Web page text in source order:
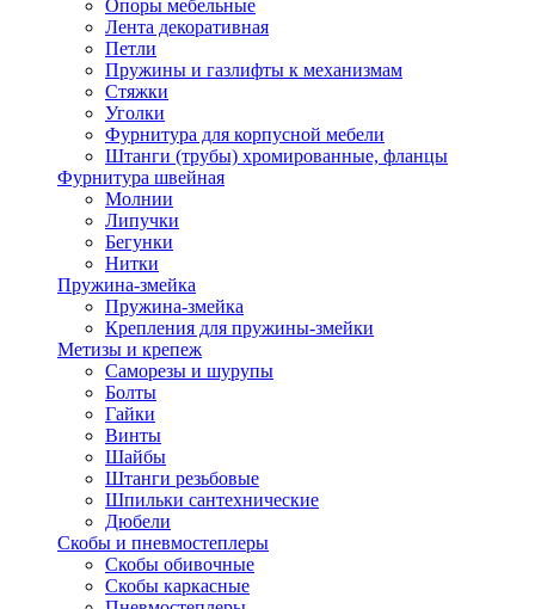
Опоры мебельные
Лента декоративная
Петли
Пружины и газлифты к механизмам
Стяжки
Уголки
Фурнитура для корпусной мебели
Штанги (трубы) хромированные, фланцы
Фурнитура швейная
Молнии
Липучки
Бегунки
Нитки
Пружина-змейка
Пружина-змейка
Крепления для пружины-змейки
Метизы и крепеж
Саморезы и шурупы
Болты
Гайки
Винты
Шайбы
Штанги резьбовые
Шпильки сантехнические
Дюбели
Скобы и пневмостеплеры
Скобы обивочные
Скобы каркасные